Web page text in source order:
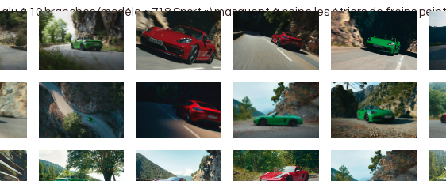
à 10 branches (modèle « 718 Sport ») masquent à peine les étriers de freins